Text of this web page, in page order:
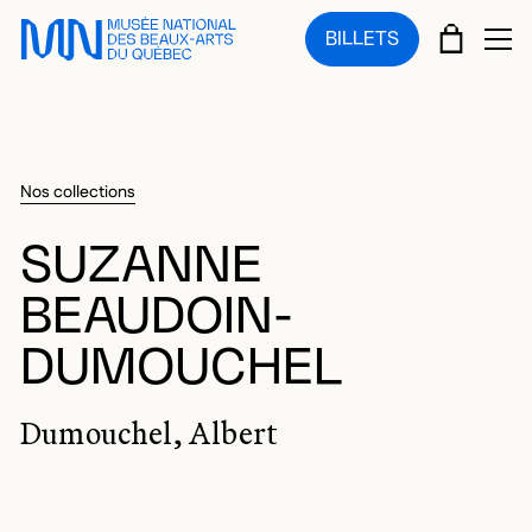
Sauter au menu principal
Sauter au contenu principal
Sauter au pied de page
BILLETS PANIER
Nos collections
SUZANNE
BEAUDOIN-
DUMOUCHEL
Dumouchel, Albert